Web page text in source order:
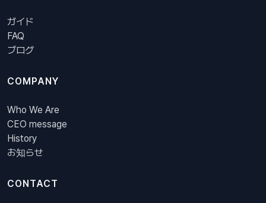
ガイド
FAQ
ブログ
COMPANY
Who We Are
CEO message
History
お知らせ
CONTACT